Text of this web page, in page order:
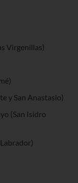
Virgenillas)
y San Anastasio)
(San Isidro